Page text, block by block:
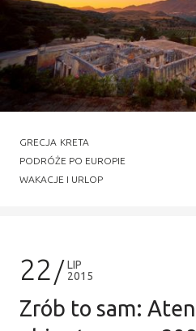
GRECJA KRETA
PODRÓŻE PO EUROPIE
WAKACJE I URLOP
22
LIP
2015
Zrób to sam: